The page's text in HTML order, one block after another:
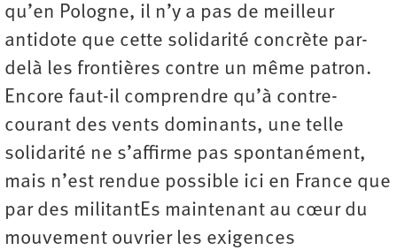
qu’en Pologne, il n’y a pas de meilleur
antidote que cette solidarité concrète par-
delà les frontières contre un même patron.
Encore faut-il comprendre qu’à contre-
courant des vents dominants, une telle
solidarité ne s’affirme pas spontanément,
mais n’est rendue possible ici en France que
par des militantEs maintenant au cœur du
mouvement ouvrier les exigences